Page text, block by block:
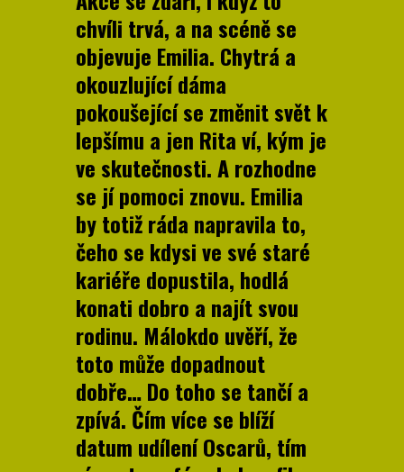
chvíli trvá, a na scéně se
objevuje Emilia. Chytrá a
okouzlující dáma
pokoušející se změnit svět k
lepšímu a jen Rita ví, kým je
ve skutečnosti. A rozhodne
se jí pomoci znovu. Emilia
by totiž ráda napravila to,
čeho se kdysi ve své staré
kariéře dopustila, hodlá
konati dobro a najít svou
rodinu. Málokdo uvěří, že
toto může dopadnout
dobře… Do toho se tančí a
zpívá. Čím více se blíží
datum udílení Oscarů, tím